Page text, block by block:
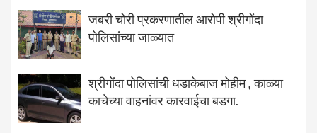
जबरी चोरी प्रकरणातील आरोपी श्रीगोंदा
पोलिसांच्या जाळ्यात
श्रीगोंदा पोलिसांची धडाकेबाज मोहीम , काळ्या
काचेच्या वाहनांवर कारवाईचा बडगा.